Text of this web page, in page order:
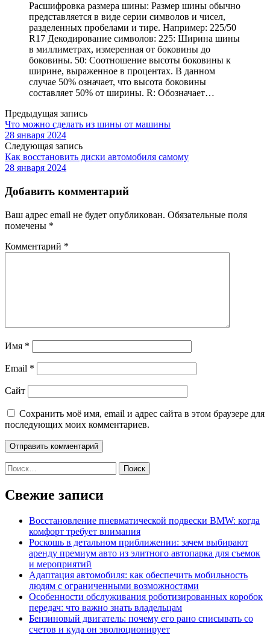
Расшифровка размера шины: Размер шины обычно
представляется в виде серии символов и чисел,
разделенных пробелами и тире. Например: 225/50
R17 Декодирование символов: 225: Ширина шины
в миллиметрах, измеренная от боковины до
боковины. 50: Соотношение высоты боковины к
ширине, выраженное в процентах. В данном
случае 50% означает, что высота боковины
составляет 50% от ширины. R: Обозначает…
Предыдущая запись
Что можно сделать из шины от машины
28 января 2024
Следующая запись
Как восстановить диски автомобиля самому
28 января 2024
Добавить комментарий
Ваш адрес email не будет опубликован. Обязательные поля
помечены *
Комментарий *
Имя *
Email *
Сайт
Сохранить моё имя, email и адрес сайта в этом браузере для
последующих моих комментариев.
Найти:
Свежие записи
Восстановление пневматической подвески BMW: когда
комфорт требует внимания
Роскошь в детальном приближении: зачем выбирают
аренду премиум авто из элитного автопарка для съемок
и мероприятий
Адаптация автомобиля: как обеспечить мобильность
людям с ограниченными возможностями
Особенности обслуживания роботизированных коробок
передач: что важно знать владельцам
Бензиновый двигатель: почему его рано списывать со
счетов и куда он эволюционирует